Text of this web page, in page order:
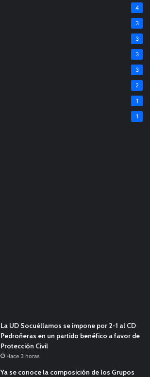
4
3
3
3
3
2
1
1
La UD Socuéllamos se impone por 2-1 al CD
Pedroñeras en un partido benéfico a favor de
Protección Civil
Hace 3 horas
Ya se conoce la composición de los Grupos